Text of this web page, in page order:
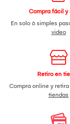
Compra fácil y
En solo 6 simples
video
Retiro en
Compra online y
tiendas